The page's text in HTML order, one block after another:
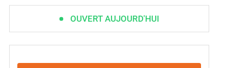
OUVERT AUJOURD'HUI